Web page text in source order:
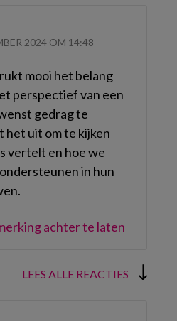
2024 OM 14:48
mooi het belang
perspectief van een
gedrag te
het uit om te kijken
vertelt en hoe we
in hun
achter te laten
LEES ALLE REACTIES